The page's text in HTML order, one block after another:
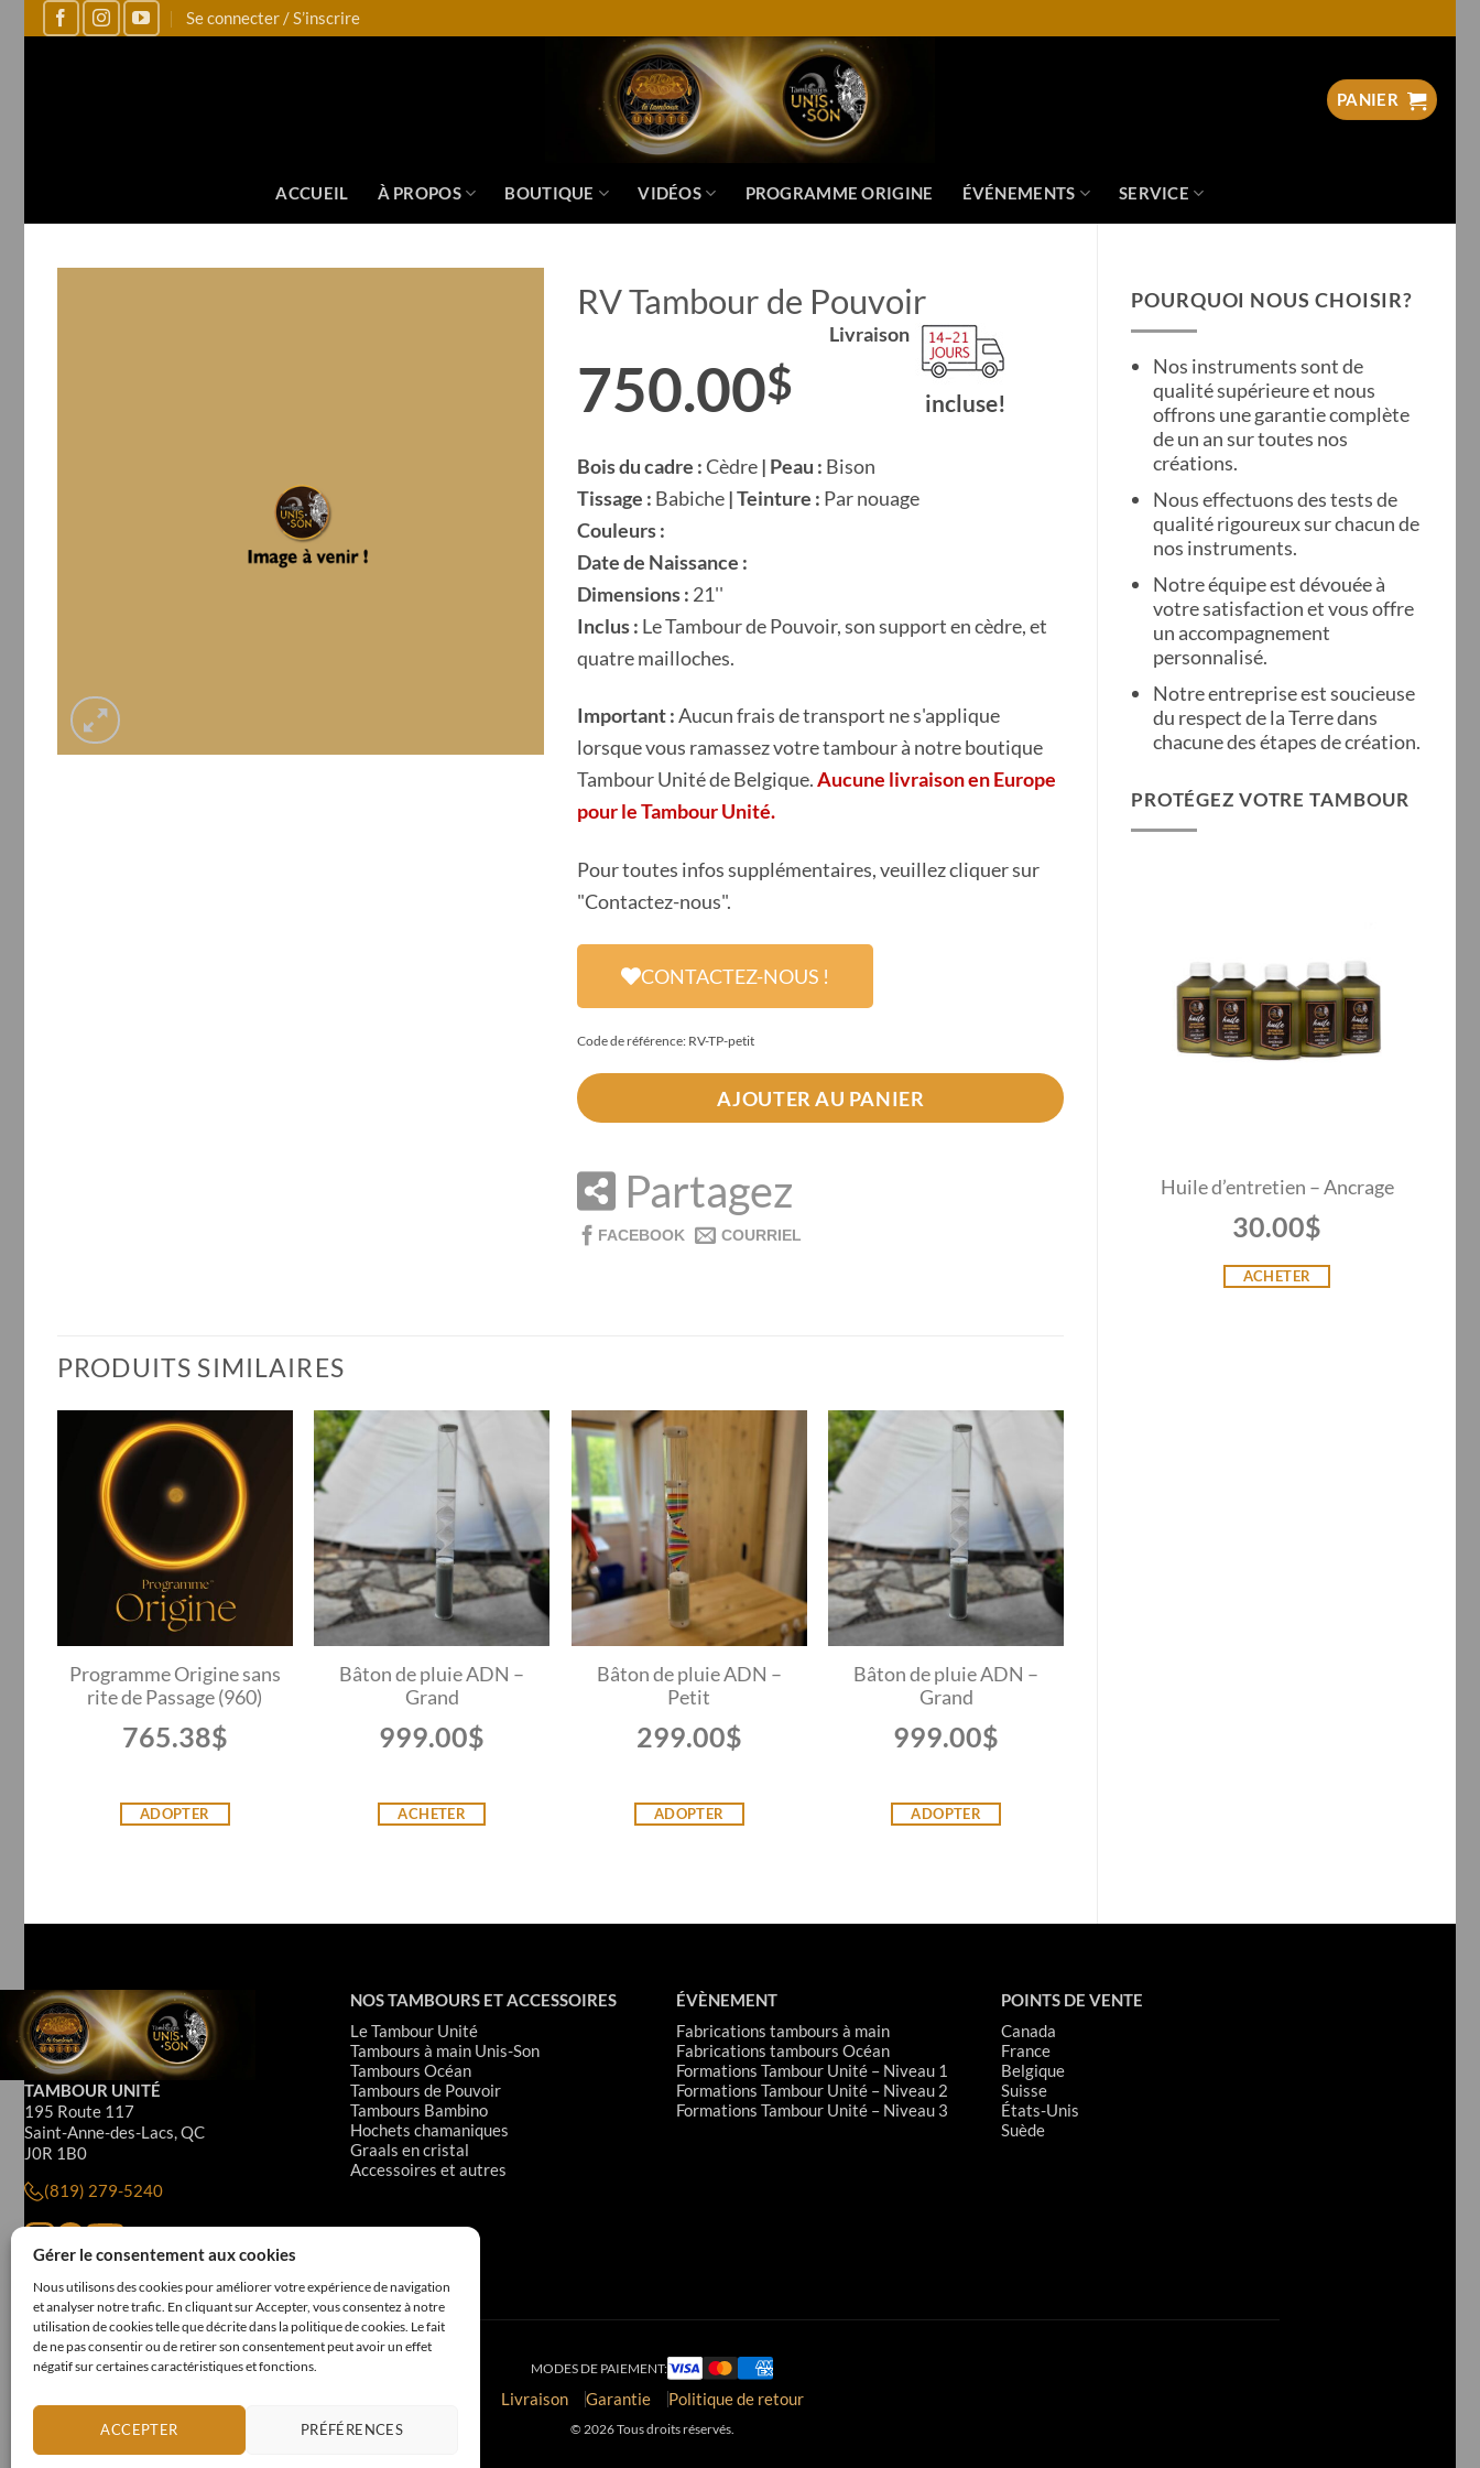
Gérer le consentement aux cookies
Nous utilisons des cookies pour améliorer votre expérience de navigation
et analyser notre trafic. En cliquant sur Accepter, vous consentez à notre
utilisation de cookies telle que décrite dans la politique de cookies. Le fait
de ne pas consentir ou de retirer son consentement peut avoir un effet
négatif sur certaines caractéristiques et fonctions.
ACCEPTER PRÉFÉRENCES
Se connecter / S’inscrire
PANIER
ACCUEIL À PROPOS BOUTIQUE VIDÉOS PROGRAMME ORIGINE ÉVÉNEMENTS SERVICE
POURQUOI NOUS CHOISIR?
Nos instruments sont de
qualité supérieure et nous
offrons une garantie complète
de un an sur toutes nos
créations.
Nous effectuons des tests de
qualité rigoureux sur chacun de
nos instruments.
Notre équipe est dévouée à
votre satisfaction et vous offre
un accompagnement
personnalisé.
Notre entreprise est soucieuse
du respect de la Terre dans
chacune des étapes de création.
PROTÉGEZ VOTRE TAMBOUR
Huile d’entretien – Ancrage
30.00$
ACHETER
RV Tambour de Pouvoir
750.00$
Livraison
incluse!
Bois du cadre :Cèdre| Peau : Bison
Tissage : Babiche| Teinture : Par nouage
Couleurs :
Date de Naissance :
Dimensions : 21''
Inclus : Le Tambour de Pouvoir, son support en cèdre, et
quatre mailloches.
Important :Aucun frais de transport ne s'applique
lorsque vous ramassez votre tambour à notre boutique
Tambour Unité de Belgique.Aucune livraison en Europe
pour le Tambour Unité.
Pour toutes infos supplémentaires, veuillez cliquer sur
"Contactez-nous".
CONTACTEZ-NOUS !
Code de référence: RV-TP-petit
AJOUTER AU PANIER
Partagez
PRODUITS SIMILAIRES
Programme Origine sans
rite de Passage (960)
765.38$
ADOPTER
Bâton de pluie ADN –
Grand
999.00$
ACHETER
Bâton de pluie ADN –
Petit
299.00$
ADOPTER
Bâton de pluie ADN –
Grand
999.00$
ADOPTER
TAMBOUR UNITÉ
195 Route 117
Saint-Anne-des-Lacs, QC
J0R 1B0
(819) 279-5240
NOS TAMBOURS ET ACCESSOIRES
Le Tambour Unité
Tambours à main Unis-Son
Tambours Océan
Tambours de Pouvoir
Tambours Bambino
Hochets chamaniques
Graals en cristal
Accessoires et autres
ÉVÈNEMENT
Fabrications tambours à main
Fabrications tambours Océan
Formations Tambour Unité – Niveau 1
Formations Tambour Unité – Niveau 2
Formations Tambour Unité – Niveau 3
POINTS DE VENTE
Canada
France
Belgique
Suisse
États-Unis
Suède
MODES DE PAIEMENT:
Livraison Garantie Politique de retour
© 2026 Tous droits réservés.